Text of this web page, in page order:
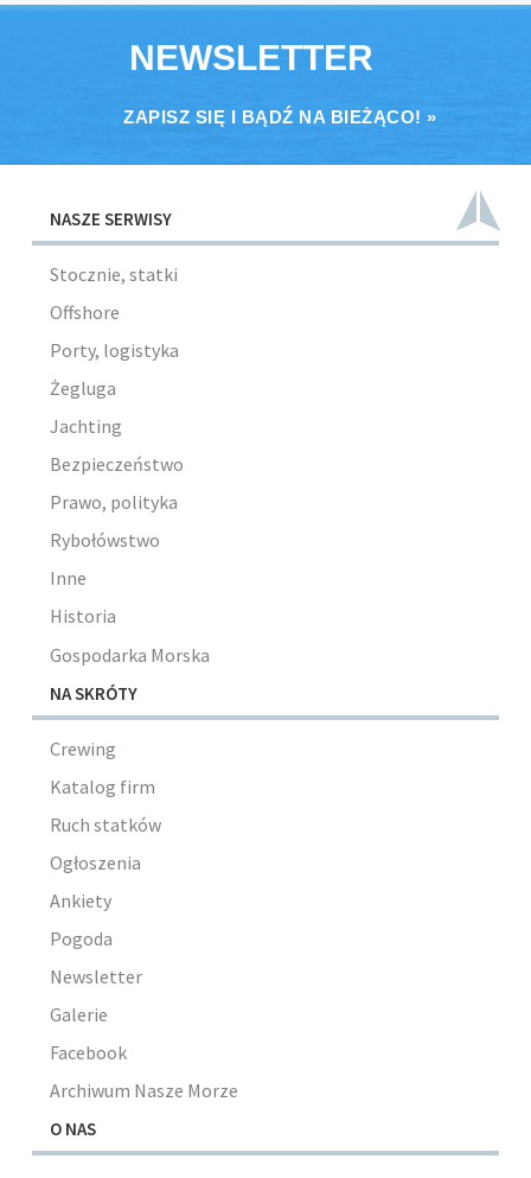
NEWSLETTER
ZAPISZ SIĘ I BĄDŹ NA BIEŻĄCO! »
NASZE SERWISY
Stocznie, statki
Offshore
Porty, logistyka
Żegluga
Jachting
Bezpieczeństwo
Prawo, polityka
Rybołówstwo
Inne
Historia
Gospodarka Morska
NA SKRÓTY
Crewing
Katalog firm
Ruch statków
Ogłoszenia
Ankiety
Pogoda
Newsletter
Galerie
Facebook
Archiwum Nasze Morze
O NAS